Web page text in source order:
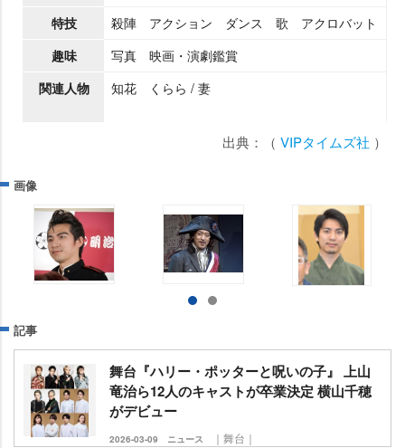
特技
殺陣 アクション ダンス 歌 アクロバット
趣味
写真 映画・演劇鑑賞
関連人物
知花 くらら / 妻
出典：（ VIPタイムズ社 ）
画像
記事
舞台『ハリー・ポッターと呪いの子』 上山
竜治ら12人のキャストが卒業決定 横山千穂
がデビュー
2026-03-09 ニュース ｜舞台｜